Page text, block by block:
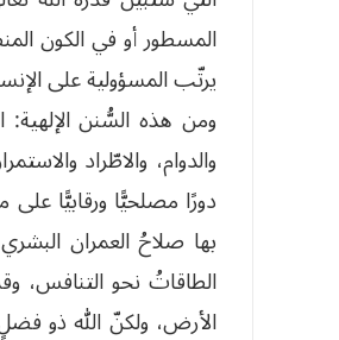
المسطور أو في الكون
يرتّب المسؤولية على
ومن هذه السُّنن الإلهية:
والدوام، والاطّراد
دورًا مصلحيًّا ورقابيًّا
بها صلاحُ العمران
الطاقاتُ نحو